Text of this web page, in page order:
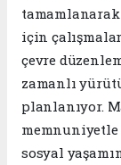
için
çevre
zamanlı
planlanıyor.
memnuniyetle
sosyal